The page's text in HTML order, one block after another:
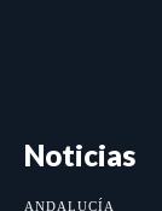
Noticias
ANDALUCÍA